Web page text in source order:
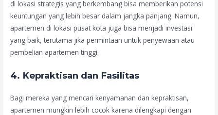
di lokasi strategis yang berkembang bisa memberikan potensi
keuntungan yang lebih besar dalam jangka panjang. Namun,
apartemen di lokasi pusat kota juga bisa menjadi investasi
yang baik, terutama jika permintaan untuk penyewaan atau
pembelian apartemen tinggi.
4. Kepraktisan dan Fasilitas
Bagi mereka yang mencari kenyamanan dan kepraktisan,
apartemen mungkin lebih cocok karena dilengkapi dengan